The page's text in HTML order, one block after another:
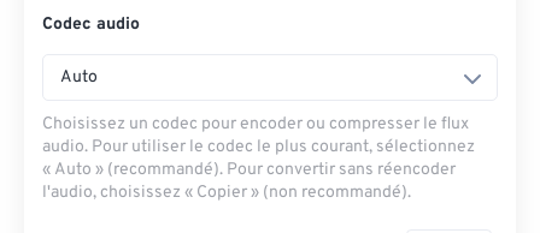
Codec audio
Auto
Choisissez un codec pour encoder ou compresser le flux
audio. Pour utiliser le codec le plus courant, sélectionnez
« Auto » (recommandé). Pour convertir sans réencoder
l'audio, choisissez « Copier » (non recommandé).